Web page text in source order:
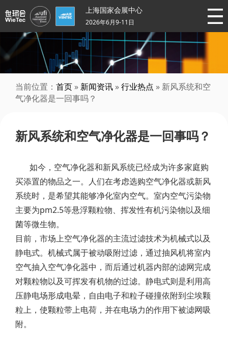
上海国家会展中心
2026年6月9-11日
当前位置： 首页 » 新闻资讯 »行业热点 » 新风系统和空
气净化器是一回事吗？
新风系统和空气净化器是一回事吗？
如今，空气净化器和新风系统已经成为许多家庭购
买添置的物品之一。人们在考虑选购空气净化器或新风
系统时，是希望其能够净化室内空气。室内空气污染物
主要为pm2.5等悬浮颗粒物、挥发性有机污染物以及细
菌等微生物。
目前，市场上空气净化器的主流过滤技术为机械式以及
静电式。机械式属于被动吸附过滤，通过抽风机将室内
空气抽入空气净化器中，而后通过机器内部的滤网完成
对颗粒物以及可挥发有机物的过滤。静电式则是利用高
压静电场形成电晕，自由电子和粒子碰撞依附到尘埃颗
粒上，使颗粒带上电荷，并在电场力的作用下被滤网吸
附。